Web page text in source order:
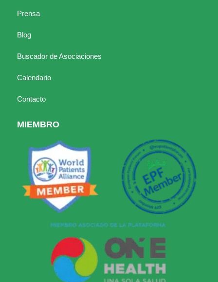
Prensa
Blog
Buscador de Asociaciones
Calendario
Contacto
MIEMBRO